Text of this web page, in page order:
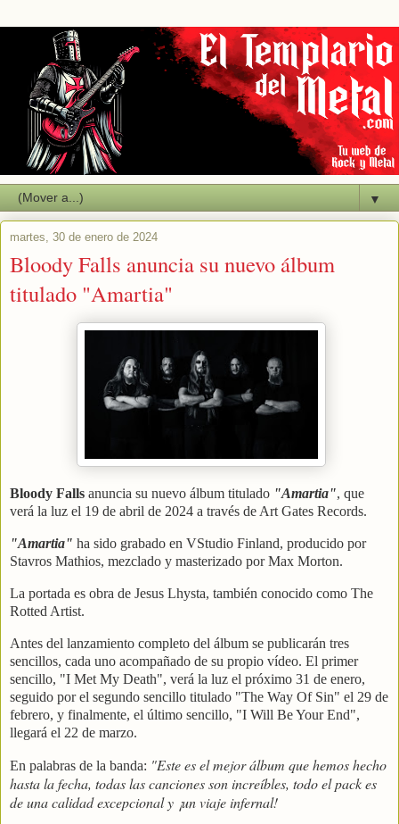
▼
martes, 30 de enero de 2024
Bloody Falls anuncia su nuevo álbum
titulado "Amartia"
Bloody Falls anuncia su nuevo álbum titulado "Amartia", que
verá la luz el 19 de abril de 2024 a través de Art Gates Records.
"Amartia" ha sido grabado en VStudio Finland, producido por
Stavros Mathios, mezclado y masterizado por Max Morton.
La portada es obra de Jesus Lhysta, también conocido como The
Rotted Artist.
Antes del lanzamiento completo del álbum se publicarán tres
sencillos, cada uno acompañado de su propio vídeo. El primer
sencillo, "I Met My Death", verá la luz el próximo 31 de enero,
seguido por el segundo sencillo titulado "The Way Of Sin" el 29 de
febrero, y finalmente, el último sencillo, "I Will Be Your End",
llegará el 22 de marzo.
En palabras de la banda: "Este es el mejor álbum que hemos hecho
hasta la fecha, todas las canciones son increíbles, todo el pack es
de una calidad excepcional y ¡un viaje infernal!